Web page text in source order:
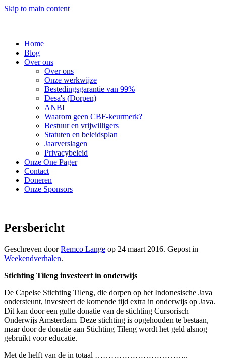
Skip to main content
Home
Blog
Over ons
Over ons
Onze werkwijze
Bestedingsgarantie van 99%
Desa's (Dorpen)
ANBI
Waarom geen CBF-keurmerk?
Bestuur en vrijwilligers
Statuten en beleidsplan
Jaarverslagen
Privacybeleid
Onze One Pager
Contact
Doneren
Onze Sponsors
Persbericht
Geschreven doorRemco Lange op 24 maart 2016. Gepost in
Weekendverhalen.
Stichting Tileng investeert in onderwijs
De Capelse Stichting Tileng, die dorpen op het Indonesische Java
ondersteunt, investeert de komende tijd extra in onderwijs op Java.
Dit kan door een gulle donatie van de stichting Cursorisch
Onderwijs Amsterdam. Deze stichting is opgehouden te bestaan,
maar door de donatie aan Stichting Tileng wordt het geld alsnog
gebruikt voor educatie.
Met de helft van de in totaal ……………………………..